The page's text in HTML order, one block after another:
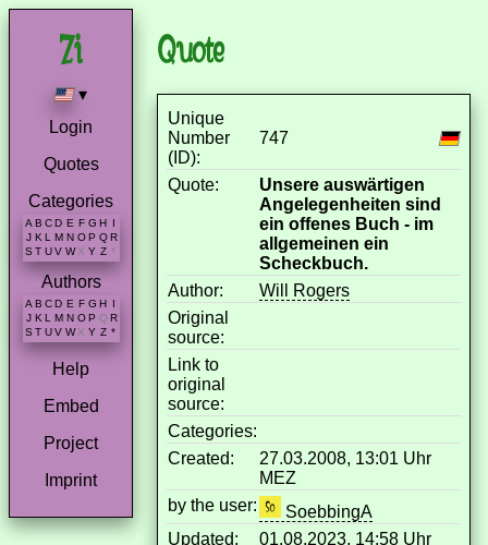
▾
Login
Quotes
Categories
A B C D E F G H I
J K L M N O P Q R
S T U V W X Y Z *
Authors
A B C D E F G H
J K L M N O P Q R
S T U V W X Y Z *
Help
Embed
Project
Imprint
Quote
Unique
Number
(ID):
747
Quote:
Unsere auswärtigen
Angelegenheiten sind
ein offenes Buch - im
allgemeinen ein
Scheckbuch.
Author:
Will Rogers
Original
source:
Link to
original
source:
Categories:
Created:
27.03.2008, 13:01 Uhr
MEZ
by the user:
SoebbingA
Updated:
01.08.2023, 14:58 Uhr